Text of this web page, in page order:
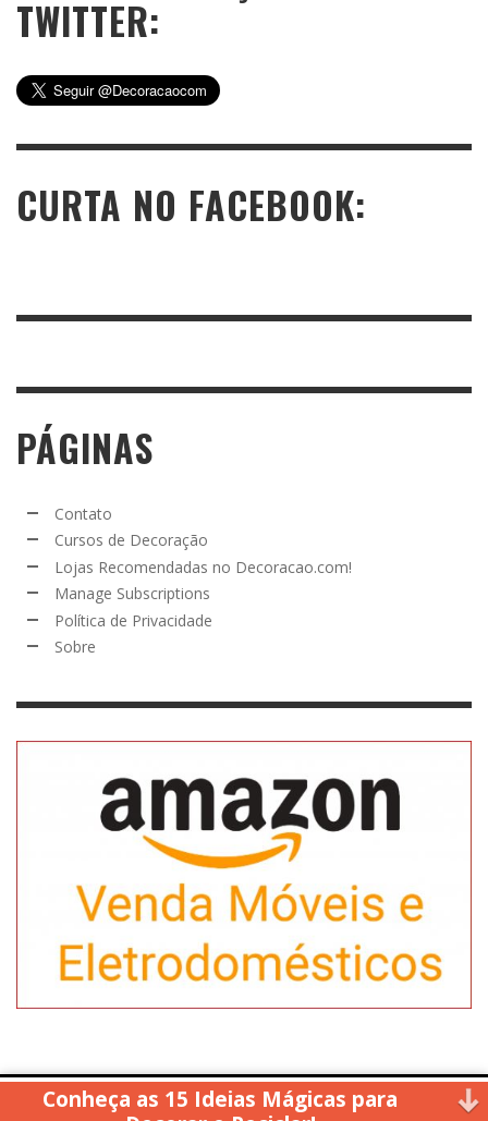
TWITTER:
CURTA NO FACEBOOK:
PÁGINAS
Contato
Cursos de Decoração
Lojas Recomendadas no Decoracao.com!
Manage Subscriptions
Política de Privacidade
Sobre
Copyright © 2014. All rights reserved.
Conheça as 15 Ideias Mágicas para